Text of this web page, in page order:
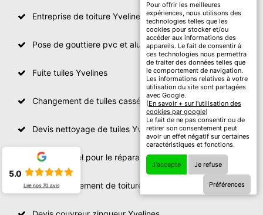
Entreprise de toiture Yvelines 78
Pose de gouttiere pvc et alu Yvelines 78
Fuite tuiles Yvelines
Changement de tuiles cassées Yvelines
Devis nettoyage de tuiles Yvelines
Professionnel pour le réparation de toit Yvelines
devis changement de toiture Yvelines
Pour offrir les meilleures
expériences, nous utilisons des
technologies telles que les
cookies pour stocker et/ou
accéder aux informations des
appareils. Le fait de consentir à
ces technologies nous permettra
de traiter des données telles que
le comportement de navigation.
Les informations relatives à votre
utilisation du site sont partagées
avec Google.
(En savoir + sur l'utilisation des
cookies par google)
Le fait de ne pas consentir ou de
retirer son consentement peut
avoir un effet négatif sur certaines
caractéristiques et fonctions.
J'accepte Je refuse
Préférences
5.0
Lire nos 70 avis